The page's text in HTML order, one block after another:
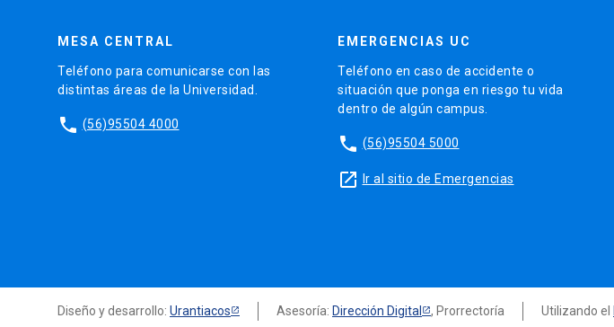
MESA CENTRAL
Teléfono para comunicarse con las
distintas áreas de la Universidad.
phone (56)95504 4000
EMERGENCIAS UC
Teléfono en caso de accidente o
situación que ponga en riesgo tu vida
dentro de algún campus.
phone (56)95504 5000
launch Ir al sitio de Emergencias
Diseño y desarrollo: Urantiacos Asesoría: Dirección Digital , Prorrectoría Utilizando el